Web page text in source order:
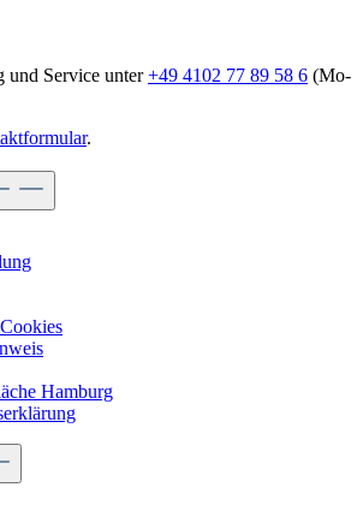
und Service unter+49 4102 77 89 58 6 (Mo-
.
Hamburg